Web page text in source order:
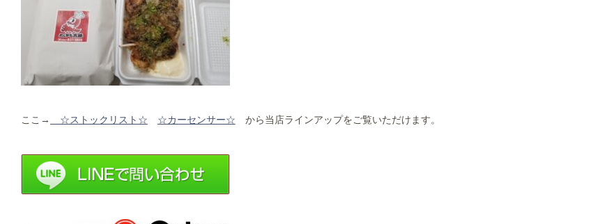
ここ→ ☆ストックリスト☆ ☆カーセンサー☆ から当店ラインアップをご覧いただけます。